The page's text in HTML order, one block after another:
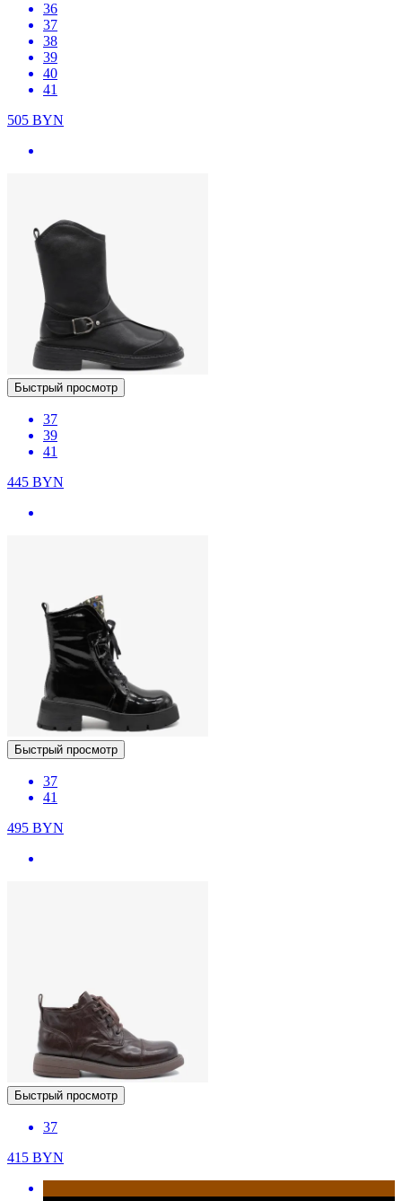
36
37
38
39
40
41
505 BYN
Быстрый просмотр
37
39
41
445 BYN
Быстрый просмотр
37
41
495 BYN
Быстрый просмотр
37
415 BYN